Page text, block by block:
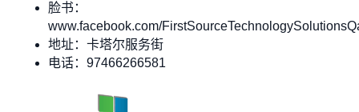
脸书：
www.facebook.com/
地址：卡塔尔服务街
电话：97466266581